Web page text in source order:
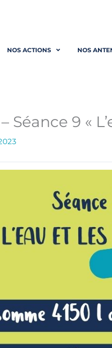
NOS ACTIONS NOS
Séance 9 «